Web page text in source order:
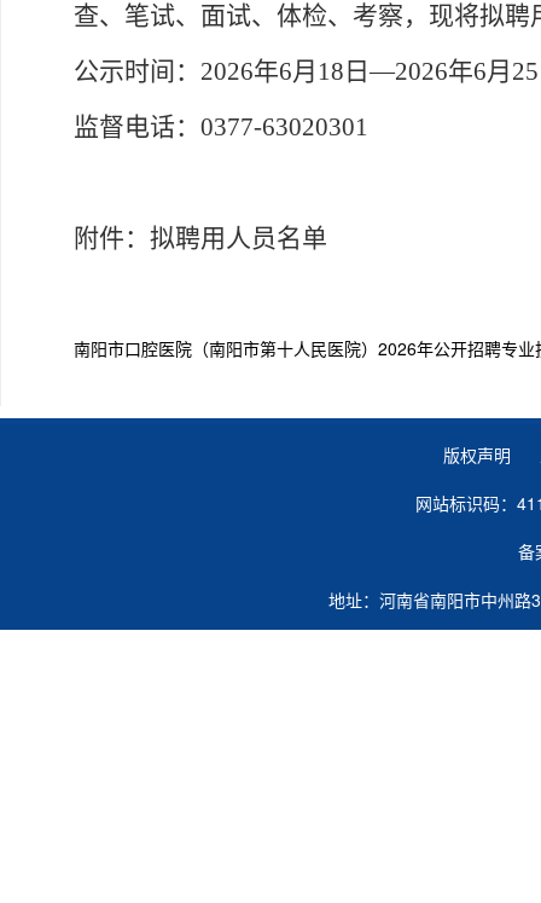
查、 笔试、面试、体检、考察，现将拟聘
公示时间： 2026年6月 18 日—2026年6月 25
监督电话： 0377-63020301
附件：拟聘用人员名单
南阳市口腔医院（南阳市第十人民医院）2026年公开招聘专
版权声明
网站标识码：
备
地址：河南省南阳市中州